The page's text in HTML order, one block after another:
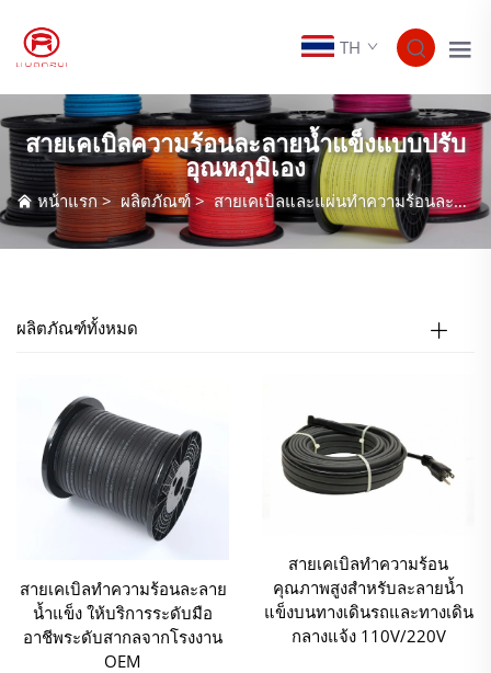
TH
สายเคเบิลความร้อนละลายน้ำแข็งแบบปรับ
อุณหภูมิเอง
หน้าแรก>ผลิตภัณฑ์>สายเคเบิลและแผ่นทำความร้อนละลายน้ำแข็ง
ผลิตภัณฑ์ทั้งหมด
สายเคเบิลทำความร้อนละลาย
น้ำแข็ง ให้บริการระดับมือ
อาชีพระดับสากลจากโรงงาน
OEM
สายเคเบิลทำความร้อน
คุณภาพสูงสำหรับละลายน้ำ
แข็งบนทางเดินรถและทางเดิน
กลางแจ้ง 110V/220V